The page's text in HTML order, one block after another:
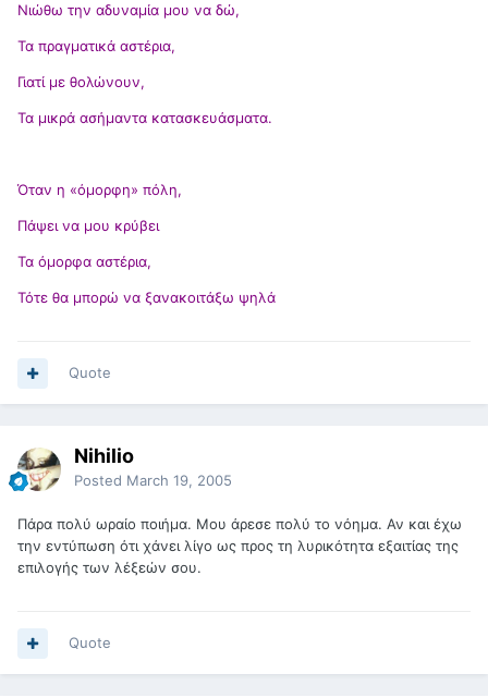
Νιώθω την αδυναμία μου να δώ,
Τα πραγματικά αστέρια,
Γιατί με θολώνουν,
Τα μικρά ασήμαντα κατασκευάσματα.
Όταν η «όμορφη» πόλη,
Πάψει να μου κρύβει
Τα όμορφα αστέρια,
Τότε θα μπορώ να ξανακοιτάξω ψηλά
Quote
Nihilio
Posted March 19, 2005
Πάρα πολύ ωραίο ποιήμα. Μου άρεσε πολύ το νόημα. Αν και έχω
την εντύπωση ότι χάνει λίγο ως προς τη λυρικότητα εξαιτίας της
επιλογής των λέξεών σου.
Quote